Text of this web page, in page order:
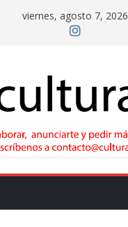
viernes, agosto 7, 2026